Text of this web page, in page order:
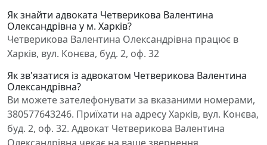
Як знайти адвоката Четверикова Валентина
Олександрівна у м. Харків?
Четверикова Валентина Олександрівна працює в
Харків, вул. Конєва, буд. 2, оф. 32
Як зв'язатися із адвокатом Четверикова Валентина
Олександрівна?
Ви можете зателефонувати за вказаними номерами,
380577643246. Приїхати на адресу Харків, вул. Конєва,
буд. 2, оф. 32. Адвокат Четверикова Валентина